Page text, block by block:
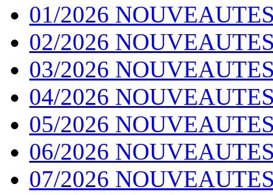
01/2026
02/2026
03/2026
04/2026
05/2026
06/2026
07/2026